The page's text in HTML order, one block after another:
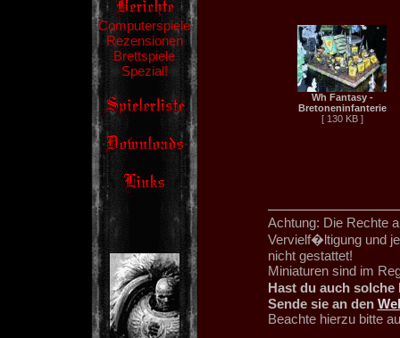
Computerspiele
Rezensionen
Brettspiele
Spezial!
Wh Fantasy -
Bretoneninfanterie
[ 130 KB ]
Achtung: Die Rechte
Vervielf�ltigung und
nicht gestattet!
Miniaturen sind im
Hast du auch
Sende sie an den
Beachte hierzu bitte